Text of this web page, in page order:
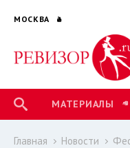
МОСКВА
МАТЕРИАЛЫ
Главная Новости